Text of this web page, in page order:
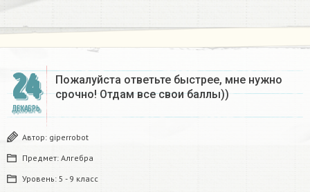
24
ДЕКАБРЬ
Пожалуйста ответьте быстрее, мне нужно
срочно! Отдам все свои баллы))
Автор: giperrobot
Предмет: Алгебра
Уровень: 5 - 9 класс